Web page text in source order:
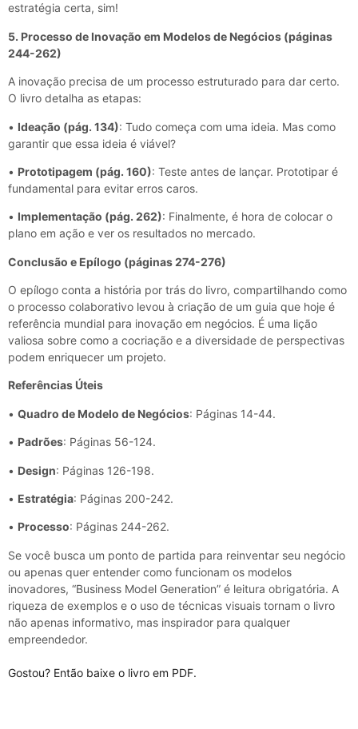
estratégia certa, sim!
5. Processo de Inovação em Modelos de Negócios (páginas
244-262)
A inovação precisa de um processo estruturado para dar certo.
O livro detalha as etapas:
• Ideação (pág. 134): Tudo começa com uma ideia. Mas como
garantir que essa ideia é viável?
• Prototipagem (pág. 160): Teste antes de lançar. Prototipar é
fundamental para evitar erros caros.
• Implementação (pág. 262): Finalmente, é hora de colocar o
plano em ação e ver os resultados no mercado.
Conclusão e Epílogo (páginas 274-276)
O epílogo conta a história por trás do livro, compartilhando como
o processo colaborativo levou à criação de um guia que hoje é
referência mundial para inovação em negócios. É uma lição
valiosa sobre como a cocriação e a diversidade de perspectivas
podem enriquecer um projeto.
Referências Úteis
• Quadro de Modelo de Negócios: Páginas 14-44.
• Padrões: Páginas 56-124.
• Design: Páginas 126-198.
• Estratégia: Páginas 200-242.
• Processo: Páginas 244-262.
Se você busca um ponto de partida para reinventar seu negócio
ou apenas quer entender como funcionam os modelos
inovadores, “Business Model Generation” é leitura obrigatória. A
riqueza de exemplos e o uso de técnicas visuais tornam o livro
não apenas informativo, mas inspirador para qualquer
empreendedor.
Gostou? Então baixe o livro em PDF.